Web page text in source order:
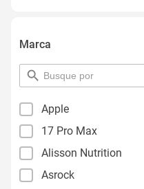
Marca
pesquisar
por
Apple
17 Pro Max
Alisson Nutrition
Asrock